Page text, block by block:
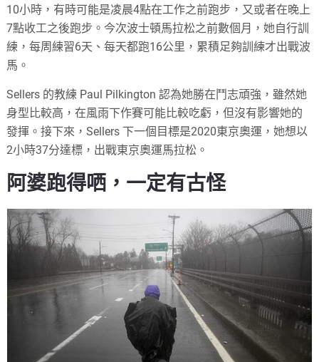
10小時，有時可能是凌晨4點在工作之前跑步，又或者在晚上
7點收工之後跑步。今次波士頓馬拉松之前數個月，她自行訓
練，每周練習6天、每天都跑16公里，累積足夠訓練才出戰波
馬。
Sellers 的教練 Paul Pilkington 認為她勝在鬥志頑強，雖然她
身型比較高，在風雨下作賽可能比較吃虧，但沒有影響她的
發揮。接下來，Sellers 下一個目標是2020東京奧運，她想以
2小時37分達標，出戰東京奧運馬拉松。
阿婆跑得哂，一定有古怪